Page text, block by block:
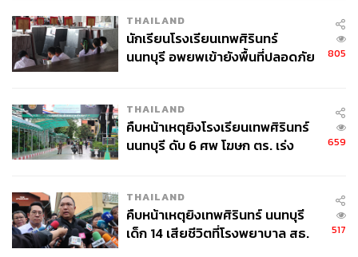
THAILAND
นักเรียนโรงเรียนเทพศิรินทร์
นนทบุรี อพยพเข้ายังพื้นที่ปลอดภัย
805
THAILAND
คืบหน้าเหตุยิงโรงเรียนเทพศิรินทร์
นนทบุรี ดับ 6 ศพ โฆษก ตร. เร่ง
659
THAILAND
คืบหน้าเหตุยิงเทพศิรินทร์ นนทบุรี
เด็ก 14 เสียชีวิตที่โรงพยาบาล สธ.
517